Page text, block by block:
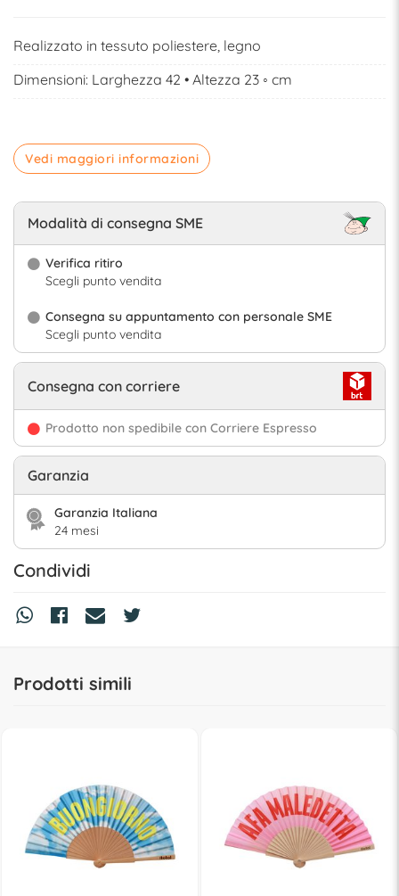
Realizzato in tessuto poliestere, legno
Dimensioni: Larghezza 42 • Altezza 23 ◦ cm
Vedi maggiori informazioni
Modalità di consegna SME
Verifica ritiro
Scegli punto vendita
Consegna su appuntamento con personale SME
Scegli punto vendita
Consegna con corriere
Prodotto non spedibile con Corriere Espresso
Garanzia
Garanzia Italiana
24 mesi
Condividi
Prodotti simili